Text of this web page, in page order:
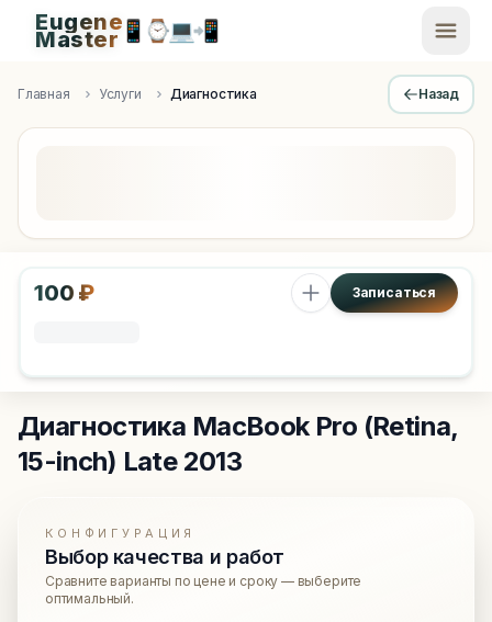
Apple Diagnostics & Engineering Authority in Saint
Eugene
Master📱 ⌚💻📲
Главная Услуги Диагностика Назад
100 ₽ Записаться
Диагностика MacBook Pro (Retina,
15-inch) Late 2013
КОНФИГУРАЦИЯ
Выбор качества и работ
Сравните варианты по цене и сроку — выберите
оптимальный.